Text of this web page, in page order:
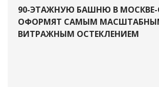
90-ЭТАЖНУЮ БАШНЮ В
ОФОРМЯТ САМЫМ
ВИТРАЖНЫМ ОСТЕКЛЕНИЕМ